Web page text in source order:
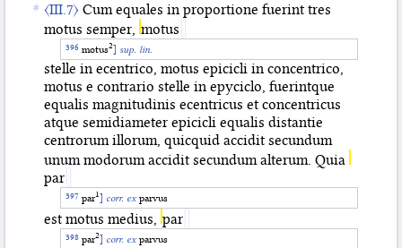
〈III.7〉 Cum equales in proportione fuerint tres
motus semper, motus
motus‌2] sup. lin.
stelle in ecentrico, motus epicicli in concentrico,
motus e contrario stelle in epyciclo, fuerintque
equalis magnitudinis ecentricus et concentricus
atque semidiameter epicicli equalis distantie
centrorum illorum, quicquid accidit secundum
unum modorum accidit secundum alterum. Quia
par
par‌1] corr. exparvus
est motus medius, par
par‌2] corr. exparvus